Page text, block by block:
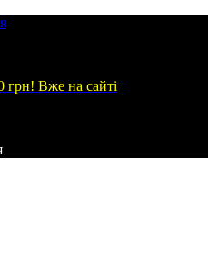
грн! Вже на сайті